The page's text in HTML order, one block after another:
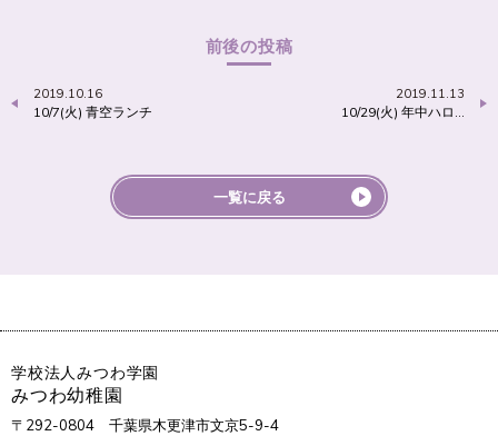
前後の投稿
2019.10.16
10/7(火) 青空ランチ
2019.11.13
10/29(火) 年中ハロ…
一覧に戻る
学校法人みつわ学園
みつわ幼稚園
〒292-0804
千葉県木更津市文京5-9-4